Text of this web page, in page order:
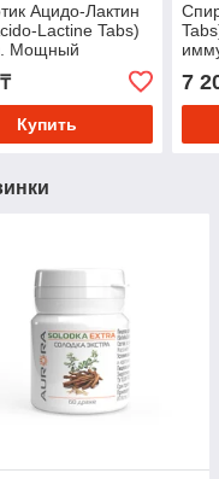
Ацидо-Лактин
Lactine Tabs)
Мощный
с
для ЖКТ и
Купить
7